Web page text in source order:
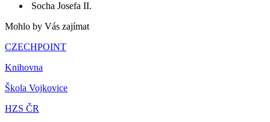
Socha Josefa II.
Mohlo by Vás zajímat
CZECHPOINT
Knihovna
Škola Vojkovice
HZS ČR